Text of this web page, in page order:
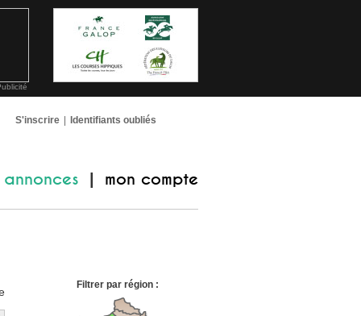
S'inscrire Identifiants oubliés
annonces mon compte
Filtrer par région :